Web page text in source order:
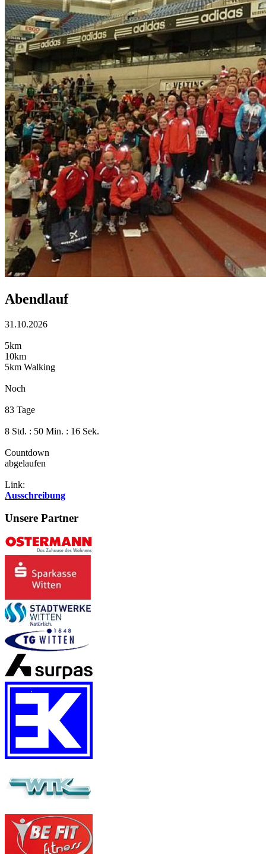
Abendlauf
31.10.2026
5km
10km
5km Walking
Noch
83 Tage
8 Std. : 50 Min. : 16 Sek.
Countdown
abgelaufen
Link:
Ausschreibung
Unsere Partner